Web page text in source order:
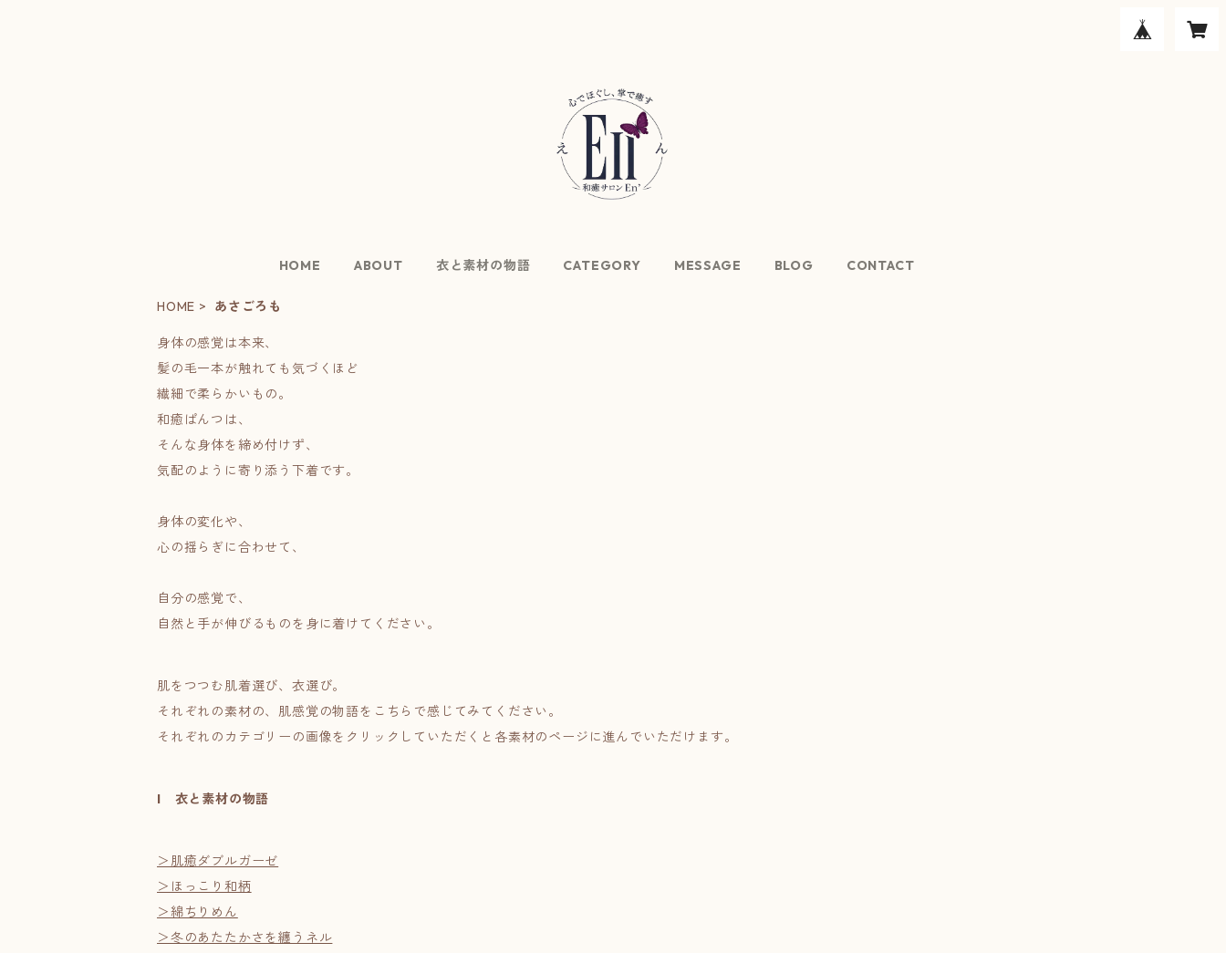
HOME ABOUT 衣と素材の物語 CATEGORY MESSAGE BLOG CONTACT
HOME あさごろも
身体の感覚は本来、
髪の毛一本が触れても気づくほど
繊細で柔らかいもの。
和癒ぱんつは、
そんな身体を締め付けず、
気配のように寄り添う下着です。
身体の変化や、
心の揺らぎに合わせて、
自分の感覚で、
自然と手が伸びるものを身に着けてください。
肌をつつむ肌着選び、衣選び。
それぞれの素材の、肌感覚の物語をこちらで感じてみてください。
それぞれのカテゴリーの画像をクリックしていただくと各素材のページに進んでいただけます。
I 衣と素材の物語
＞肌癒ダブルガーゼ
＞ほっこり和柄
＞綿ちりめん
＞冬のあたたかさを纏うネル